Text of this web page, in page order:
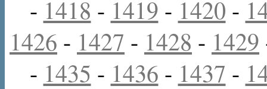
- 1418 - 1419 - 1420 -
1426 - 1427 - 1428 - 1429
- 1435 - 1436 - 1437 -